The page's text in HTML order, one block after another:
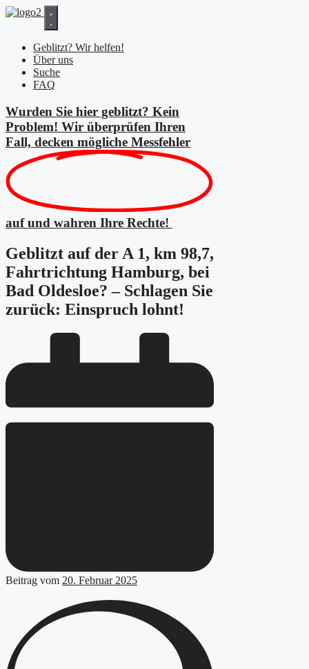
Zum
Geblitzt? Wir helfen!
Über uns
Suche
FAQ
Wurden Sie hier geblitzt? Kein
Problem! Wir überprüfen Ihren
Fall, decken mögliche Messfehler
auf und wahren Ihre Rechte!
Geblitzt auf der A 1, km 98,7,
Fahrtrichtung Hamburg, bei
Bad Oldesloe? – Schlagen Sie
zurück: Einspruch lohnt!
Beitrag vom 20. Februar 2025